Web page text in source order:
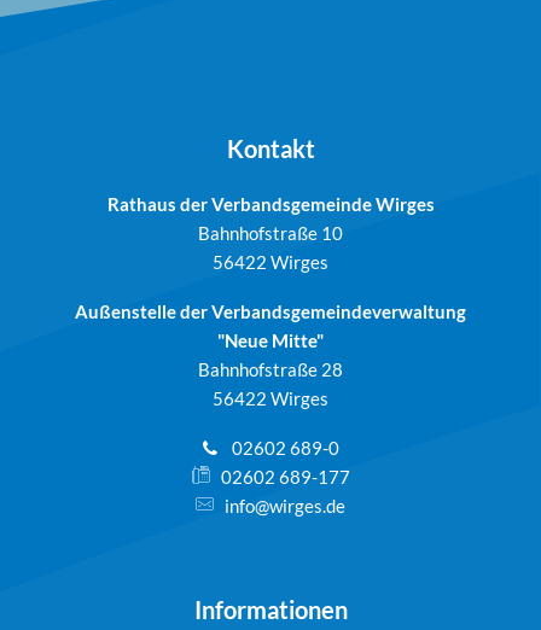
Kontakt
Rathaus der Verbandsgemeinde Wirges
Bahnhofstraße 10
56422 Wirges
Außenstelle der Verbandsgemeindeverwaltung
"Neue Mitte"
Bahnhofstraße 28
56422 Wirges
02602 689-0
02602 689-177
info@wirges.de
Informationen